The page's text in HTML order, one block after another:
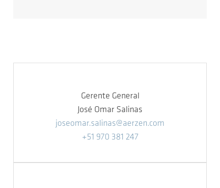
Gerente General
José Omar Salinas
joseomar.salinas@aerzen.com
+51 970 381 247